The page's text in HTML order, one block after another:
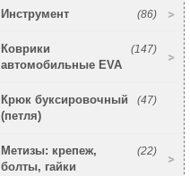
(86)
Инструмент
(147)
Коврики
автомобильные EVA
(47)
Крюк буксировочный
(петля)
(22)
Метизы: крепеж,
болты, гайки